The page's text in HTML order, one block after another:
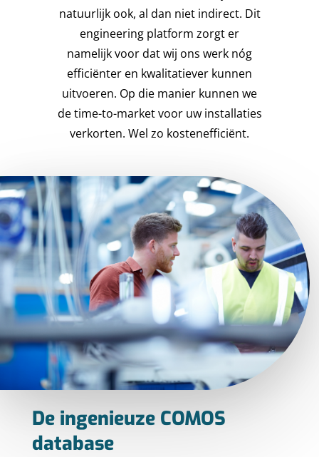
natuurlijk ook, al dan niet indirect. Dit
engineering platform zorgt er
namelijk voor dat wij ons werk nóg
efficiënter en kwalitatiever kunnen
uitvoeren. Op die manier kunnen we
de time-to-market voor uw installaties
verkorten. Wel zo kostenefficiënt.
De ingenieuze COMOS
database